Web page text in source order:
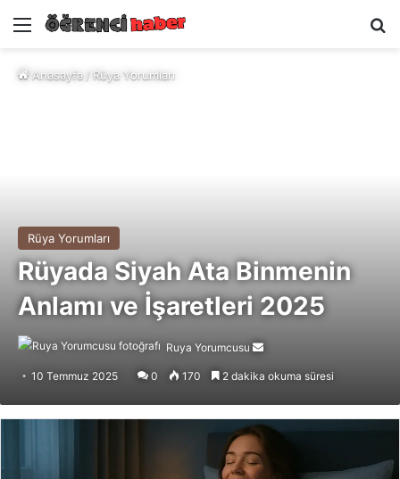
Menü
Anasayfa/Rüya Yorumları
Rüya Yorumları
Rüyada Siyah Ata Binmenin
Anlamı ve İşaretleri 2025
Ruya Yorumcusu
10 Temmuz 2025 0 170 2 dakika okuma süresi